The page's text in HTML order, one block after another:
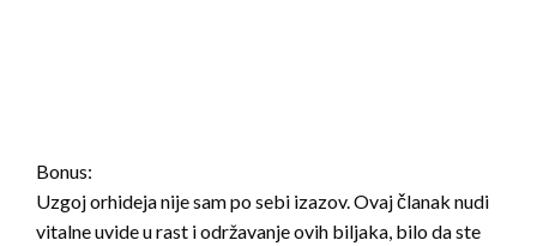
Bonus:
Uzgoj orhideja nije sam po sebi izazov. Ovaj članak nudi
vitalne uvide u rast i održavanje ovih biljaka, bilo da ste